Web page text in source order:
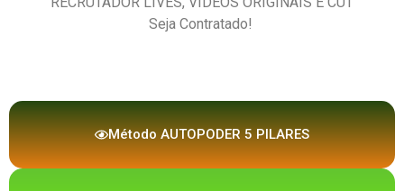
Seja Contratado!
Método AUTOPODER 5 PILARES